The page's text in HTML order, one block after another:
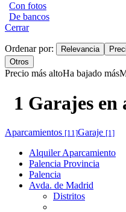
Con fotos
De bancos
Cerrar
Ordenar por: Relevancia
Otros
Precio más altoHa bajado más
1 Garajes
Aparcamientos [11]Garaje [1]
Alquiler Aparcamiento
Palencia Provincia
Palencia
Avda. de Madrid
Distritos